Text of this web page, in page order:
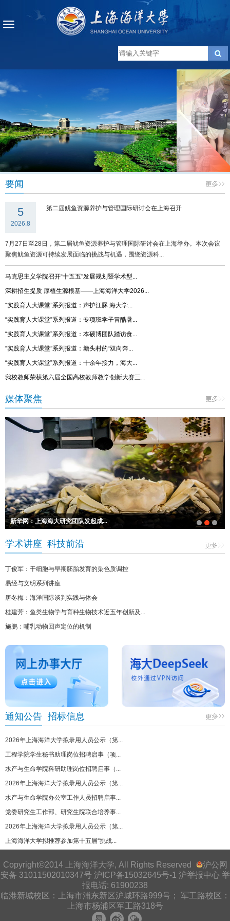
要闻
5
2026.8
第二届鱿鱼资源养护与管理国际研讨会在上海召开
7月27日至28日，第二届鱿鱼资源养护与管理国际研讨会在上海举办。本次会议
聚焦鱿鱼资源可持续发展面临的挑战与机遇，围绕资源科...
马克思主义学院召开“十五五”发展规划暨学术型...
深耕招生提质 厚植生源根基——上海海洋大学2026...
“实践育人大课堂”系列报道：声护江豚 海大学...
“实践育人大课堂”系列报道：专项班学子冒酷暑...
“实践育人大课堂”系列报道：本硕博团队踏访食...
“实践育人大课堂”系列报道：塘头村的“双向奔...
“实践育人大课堂”系列报道：十余年接力，海大...
我校教师荣获第六届全国高校教师教学创新大赛三...
媒体聚焦
新华网：上海海大研究团队发起成...
学术讲座 科技前沿
丁俊军：干细胞与早期胚胎发育的染色质调控
易经与文明系列讲座
唐冬梅：海洋国际谈判实践与体会
桂建芳：鱼类生物学与育种生物技术近五年创新及...
施鹏：哺乳动物回声定位的机制
通知公告 招标信息
2026年上海海洋大学拟录用人员公示（第...
工程学院学生秘书助理岗位招聘启事（项...
水产与生命学院科研助理岗位招聘启事（...
2026年上海海洋大学拟录用人员公示（第...
水产与生命学院办公室工作人员招聘启事...
党委研究生工作部、研究生院联合培养事...
2026年上海海洋大学拟录用人员公示（第...
上海海洋大学拟推荐参加第十五届“挑战...
Copyright©2014 上海海洋大学, All Rights Reserved
沪公网
安备 31011502010347号 沪ICP备15032645号-1 沪举报中心举
报电话: 61900238
临港新城校区：上海市浦东新区沪城环路999号； 军工路校区：
上海市杨浦区军工路318号